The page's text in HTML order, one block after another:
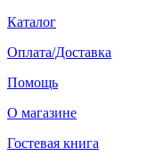
Каталог
Оплата/Доставка
Помощь
О магазине
Гостевая книга